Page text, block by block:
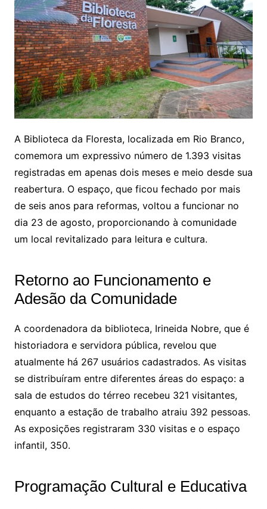
A Biblioteca da Floresta, localizada em Rio Branco,
comemora um expressivo número de 1.393 visitas
registradas em apenas dois meses e meio desde sua
reabertura. O espaço, que ficou fechado por mais
de seis anos para reformas, voltou a funcionar no
dia 23 de agosto, proporcionando à comunidade
um local revitalizado para leitura e cultura.
Retorno ao Funcionamento e
Adesão da Comunidade
A coordenadora da biblioteca, Irineida Nobre, que é
historiadora e servidora pública, revelou que
atualmente há 267 usuários cadastrados. As visitas
se distribuíram entre diferentes áreas do espaço: a
sala de estudos do térreo recebeu 321 visitantes,
enquanto a estação de trabalho atraiu 392 pessoas.
As exposições registraram 330 visitas e o espaço
infantil, 350.
Programação Cultural e Educativa